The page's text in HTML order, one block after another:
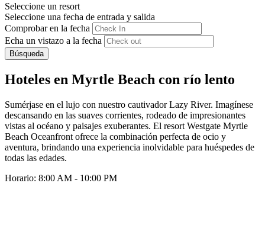
Seleccione un resort
Seleccione una fecha de entrada y salida
Comprobar en la fecha
Echa un vistazo a la fecha
Búsqueda
Hoteles en Myrtle Beach con río lento
Sumérjase en el lujo con nuestro cautivador Lazy River. Imagínese
descansando en las suaves corrientes, rodeado de impresionantes
vistas al océano y paisajes exuberantes. El resort Westgate Myrtle
Beach Oceanfront ofrece la combinación perfecta de ocio y
aventura, brindando una experiencia inolvidable para huéspedes de
todas las edades.
Horario: 8:00 AM - 10:00 PM